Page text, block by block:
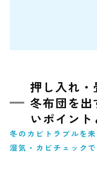
押し入れ・
冬布団を出
いポイン
冬のカビトラブルを
湿気・カビチェック